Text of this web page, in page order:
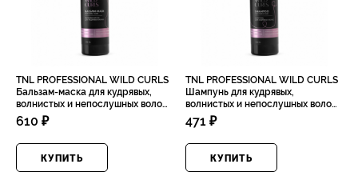
TNL PROFESSIONAL WILD CURLS
Бальзам-маска для кудрявых,
волнистых и непослушных волос
с омолаживающим эффектом,
400мл
610 ₽
КУПИТЬ
TNL PROFESSIONAL WILD CURLS
Шампунь для кудрявых,
волнистых и непослушных волос
с протеинами шелка и маслом
авокадо, 400мл
471 ₽
КУПИТЬ